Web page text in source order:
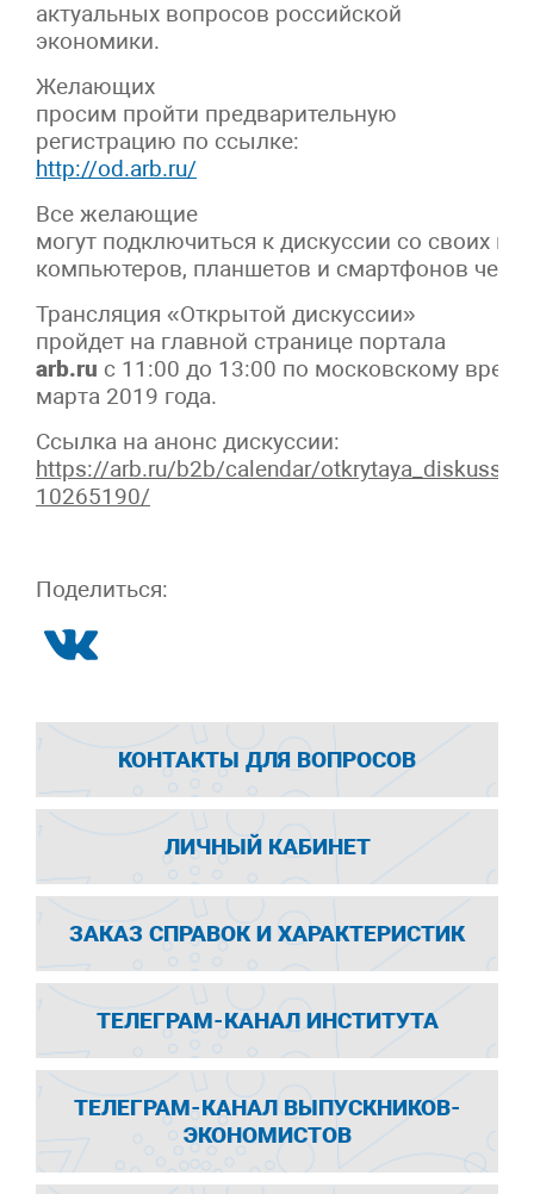
актуальных вопросов российской
экономики.
Желающих
просим пройти предварительную
регистрацию по ссылке:
http://od.arb.ru/
Все желающие
могут подключиться к дискуссии со своих
компьютеров, планшетов и смартфонов
Трансляция «Открытой дискуссии»
пройдет на главной странице портала
arb.ru с 11:00 до 13:00 по московскому
марта 2019 года.
Ссылка на анонс дискуссии:
https://arb.ru/b2b/calendar/
10265190/
Поделиться:
КОНТАКТЫ ДЛЯ ВОПРОСОВ
ЛИЧНЫЙ КАБИНЕТ
ЗАКАЗ СПРАВОК И ХАРАКТЕРИСТИК
ТЕЛЕГРАМ-КАНАЛ ИНСТИТУТА
ТЕЛЕГРАМ-КАНАЛ ВЫПУСКНИКОВ-
ЭКОНОМИСТОВ